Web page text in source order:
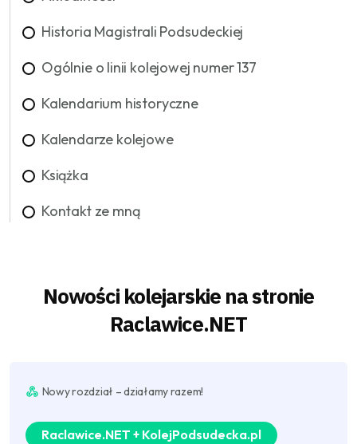
Historia Magistrali Podsudeckiej
Ogólnie o linii kolejowej numer 137
Kalendarium historyczne
Kalendarze kolejowe
Książka
Kontakt ze mną
Nowości kolejarskie na stronie
Raclawice.NET
Nowy rozdział – działamy razem!
Raclawice.NET + KolejPodsudecka.pl